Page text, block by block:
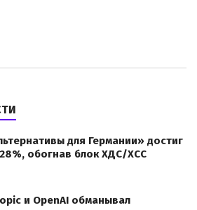
для Германии» достиг
обогнав блок ХДС/ХСС
и OpenAI обманывал